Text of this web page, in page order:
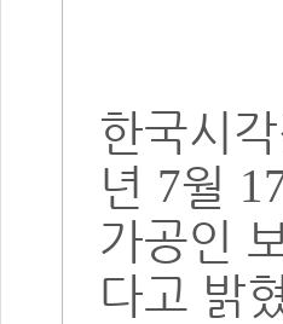
한국시
년 7월
가공인
다고 밝